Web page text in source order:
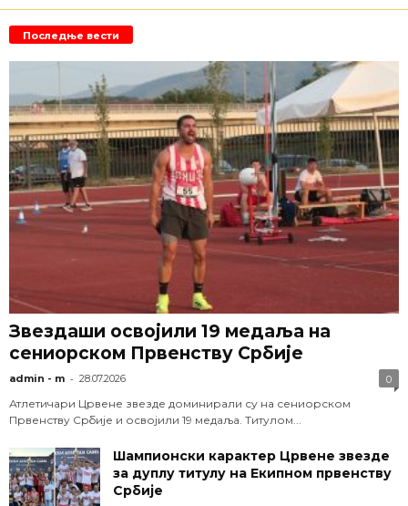
Последње вести
Звездаши освојили 19 медаља на
сениорском Првенству Србије
admin - m - 28.07.2026 0
Атлетичари Црвене звезде доминирали су на сениорском
Првенству Србије и освојили 19 медаља. Титулом...
Шампионски карактер Црвене звезде
за дуплу титулу на Екипном првенству
Србије